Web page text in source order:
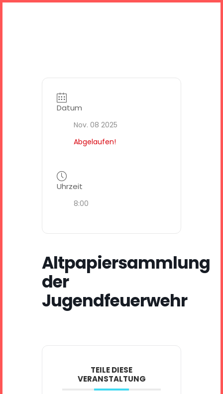
Datum
Nov. 08 2025
Abgelaufen!
Uhrzeit
8:00
Altpapiersammlung
der
Jugendfeuerwehr
TEILE DIESE
VERANSTALTUNG